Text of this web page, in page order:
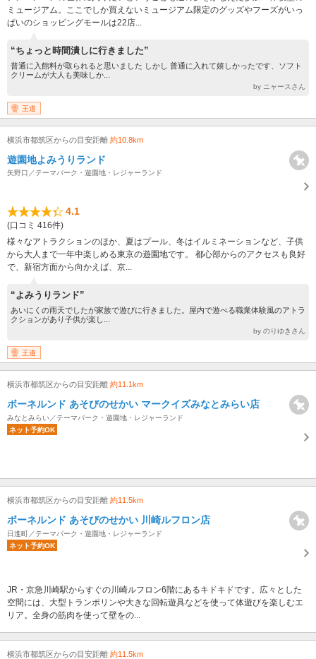
ミュージアム。ここでしか買えないミュージアム限定のグッズやフーズがいっ
ぱいのショッピングモールは22店...
“ちょっと時間潰しに行きました”
普通に入館料が取られると思いました しかし 普通に入れて嬉しかったです、ソフト
クリームが大人も美味しか...
by ニャースさん
王道
横浜市都筑区からの目安距離 約10.8km
遊園地よみうりランド
矢野口／テーマパーク・遊園地・レジャーランド
4.1
(口コミ 416件)
様々なアトラクションのほか、夏はプール、冬はイルミネーションなど、子供
から大人まで一年中楽しめる東京の遊園地です。 都心部からのアクセスも良好
で、新宿方面から向かえば、京...
“よみうりランド”
あいにくの雨天でしたが家族で遊びに行きました。屋内で遊べる職業体験風のアトラ
クションがあり子供が楽し...
by のりゆきさん
王道
横浜市都筑区からの目安距離 約11.1km
ボーネルンド あそびのせかい マークイズみなとみらい店
みなとみらい／テーマパーク・遊園地・レジャーランド
ネット予約OK
横浜市都筑区からの目安距離 約11.5km
ボーネルンド あそびのせかい 川崎ルフロン店
日進町／テーマパーク・遊園地・レジャーランド
ネット予約OK
JR・京急川崎駅からすぐの川崎ルフロン6階にあるキドキドです。広々とした
空間には、大型トランポリンや大きな回転遊具などを使って体遊びを楽しむエ
リア。全身の筋肉を使って壁をの...
横浜市都筑区からの目安距離 約11.5km